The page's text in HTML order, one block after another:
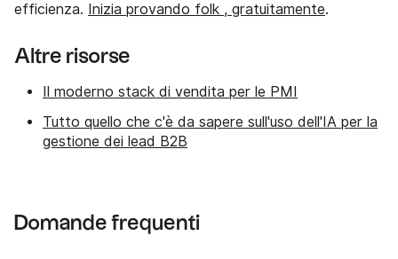
efficienza. Inizia provando folk , gratuitamente.
Altre risorse
Il moderno stack di vendita per le PMI
Tutto quello che c'è da sapere sull'uso dell'IA per la
gestione dei lead B2B
Domande frequenti